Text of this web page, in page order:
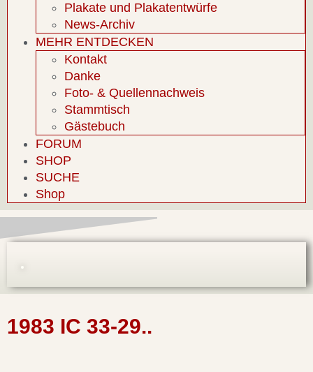
Plakate und Plakatentwürfe
News-Archiv
MEHR ENTDECKEN
Kontakt
Danke
Foto- & Quellennachweis
Stammtisch
Gästebuch
FORUM
SHOP
SUCHE
Shop
1983 IC 33-29..